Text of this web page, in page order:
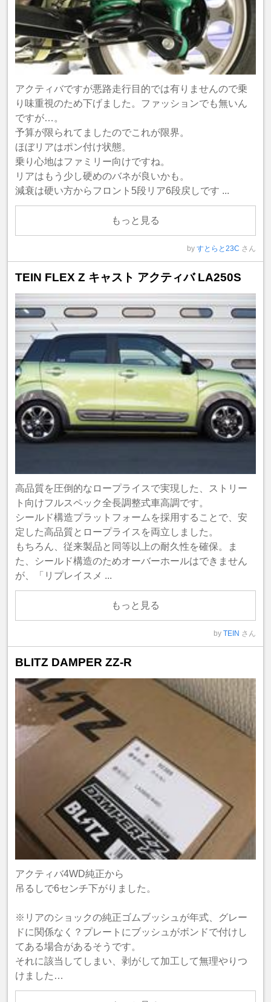
アクティバですが悪路走行目的では有りませんので乗
り味重視のため下げました。ファッションでも無いん
ですが…。
予算が限られてましたのでこれが限界。
ほぼリアはポン付け状態。
乗り心地はファミリー向けですね。
リアはもう少し硬めのバネが良いかも。
減衰は硬い方からフロント5段リア6段戻しです ...
もっと見る
by すとらと23C さん
TEIN FLEX Z キャスト アクティバ LA250S
高品質を圧倒的なロープライスで実現した、ストリー
ト向けフルスペック全長調整式車高調です。
シールド構造プラットフォームを採用することで、安
定した高品質とロープライスを両立しました。
もちろん、従来製品と同等以上の耐久性を確保。ま
た、シールド構造のためオーバーホールはできません
が、「リプレイスメ ...
もっと見る
by TEIN さん
BLITZ DAMPER ZZ-R
アクティバ4WD純正から
吊るしで6センチ下がりました。
※リアのショックの純正ゴムブッシュが年式、グレー
ドに関係なく？プレートにブッシュがボンドで付けし
てある場合があるそうです。
それに該当してしまい、剥がして加工して無理やりつ
けました…